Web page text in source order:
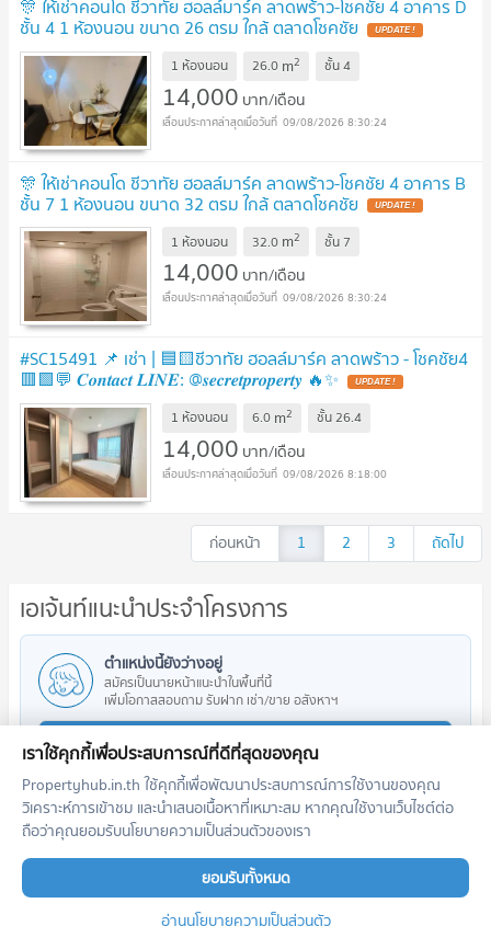
🎊 ให้เช่าคอนโด ชีวาทัย ฮอลล์มาร์ค ลาดพร้าว-โชคชัย 4 อาคาร D
ชั้น 4 1 ห้องนอน ขนาด 26 ตรม ใกล้ ตลาดโชคชัย UPDATE !
1 ห้องนอน 26.0 m2 ชั้น4
14,000 บาท/เดือน
09/08/2026 8:30:24
🎊 ให้เช่าคอนโด ชีวาทัย ฮอลล์มาร์ค ลาดพร้าว-โชคชัย 4 อาคาร B
ชั้น 7 1 ห้องนอน ขนาด 32 ตรม ใกล้ ตลาดโชคชัย UPDATE !
1 ห้องนอน 32.0 m2 ชั้น 7
14,000 บาท/เดือน
09/08/2026 8:30:24
#SC15491 📌 เช่า | 🟦🟨ชีวาทัย ฮอลล์มาร์ค ลาดพร้าว - โชคชัย4
🟥🟩💬 𝑪𝒐𝒏𝒕𝒂𝒄𝒕 𝑳𝑰𝑵𝑬: @𝒔𝒆𝒄𝒓𝒆𝒕𝒑𝒓𝒐𝒑𝒆𝒓𝒕𝒚 🔥✨ UPDATE !
1 ห้องนอน 6.0 m2 ชั้น26.4
14,000 บาท/เดือน
09/08/2026 8:18:00
ก่อนหน้า 1 2 3 ถัดไป
เอเจ้นท์แนะนำประจำโครงการ
ตำแหน่งนี้ยังว่างอยู่
สมัครเป็นนายหน้าแนะนำในพื้นที่นี้
เพิ่มโอกาสสอบถาม รับฝาก เช่า/ขาย อสังหาฯ
ลงทะเบียนตำแหน่งนี้
โครงการใกล้เคียง
เราใช้คุกกี้เพื่อประสบการณ์ที่ดีที่สุดของคุณ
Propertyhub.in.th ใช้คุกกี้เพื่อพัฒนาประสบการณ์การใช้งานของคุณ
วิเคราะห์การเข้าชม และนำเสนอเนื้อหาที่เหมาะสม หากคุณใช้งานเว็บไซต์ต่อ
ถือว่าคุณยอมรับนโยบายความเป็นส่วนตัวของเรา
ยอมรับทั้งหมด
อ่านนโยบายความเป็นส่วนตัว